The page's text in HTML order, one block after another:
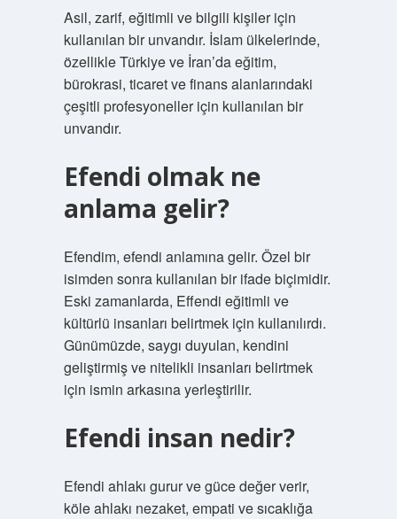
Asil, zarif, eğitimli ve bilgili kişiler için
kullanılan bir unvandır. İslam ülkelerinde,
özellikle Türkiye ve İran’da eğitim,
bürokrasi, ticaret ve finans alanlarındaki
çeşitli profesyoneller için kullanılan bir
unvandır.
Efendi olmak ne
anlama gelir?
Efendim, efendi anlamına gelir. Özel bir
isimden sonra kullanılan bir ifade biçimidir.
Eski zamanlarda, Effendi eğitimli ve
kültürlü insanları belirtmek için kullanılırdı.
Günümüzde, saygı duyulan, kendini
geliştirmiş ve nitelikli insanları belirtmek
için ismin arkasına yerleştirilir.
Efendi insan nedir?
Efendi ahlakı gurur ve güce değer verir,
köle ahlakı nezaket, empati ve sıcaklığa